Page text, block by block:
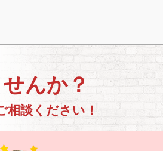
んか？
談ください！